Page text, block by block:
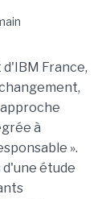
France,
à
».
étude